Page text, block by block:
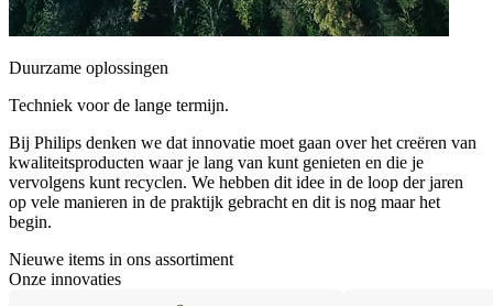
Duurzame oplossingen
Techniek voor de lange termijn.
Bij Philips denken we dat innovatie moet gaan over het creëren van
kwaliteitsproducten waar je lang van kunt genieten en die je
vervolgens kunt recyclen. We hebben dit idee in de loop der jaren
op vele manieren in de praktijk gebracht en dit is nog maar het
begin.
Nieuwe items in ons assortiment
Onze innovaties